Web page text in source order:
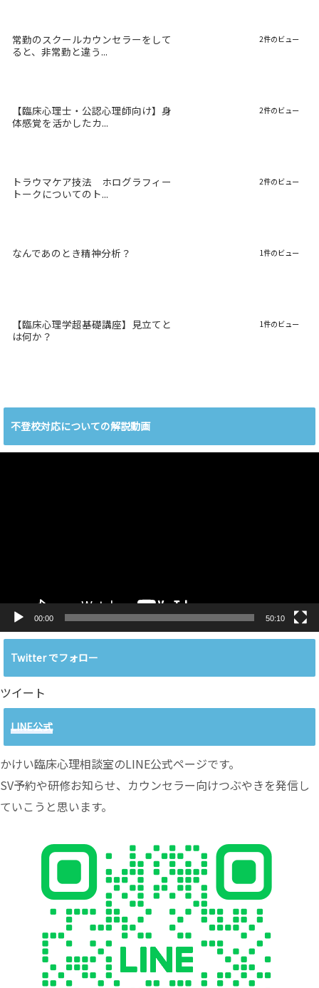
常勤のスクールカウンセラーをして
ると、非常勤と違う...
2件のビュー
【臨床心理士・公認心理師向け】身
体感覚を活かしたカ...
2件のビュー
トラウマケア技法 ホログラフィー
トークについてのト...
2件のビュー
なんであのとき精神分析？ 1件のビュー
【臨床心理学超基礎講座】見立てと
は何か？
1件のビュー
不登校対応についての解説動画
00:00 50:10
Twitter でフォロー
ツイート
LINE公式
かけい臨床心理相談室のLINE公式ページです。
SV予約や研修お知らせ、カウンセラー向けつぶやきを発信し
ていこうと思います。